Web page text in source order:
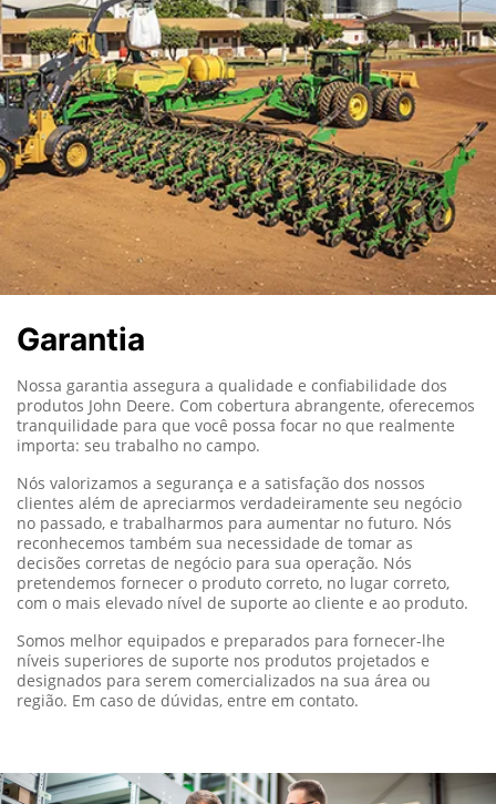
Garantia
Nossa garantia assegura a qualidade e confiabilidade dos
produtos John Deere. Com cobertura abrangente, oferecemos
tranquilidade para que você possa focar no que realmente
importa: seu trabalho no campo.
Nós valorizamos a segurança e a satisfação dos nossos
clientes além de apreciarmos verdadeiramente seu negócio
no passado, e trabalharmos para aumentar no futuro. Nós
reconhecemos também sua necessidade de tomar as
decisões corretas de negócio para sua operação. Nós
pretendemos fornecer o produto correto, no lugar correto,
com o mais elevado nível de suporte ao cliente e ao produto.
Somos melhor equipados e preparados para fornecer-lhe
níveis superiores de suporte nos produtos projetados e
designados para serem comercializados na sua área ou
região. Em caso de dúvidas, entre em contato.